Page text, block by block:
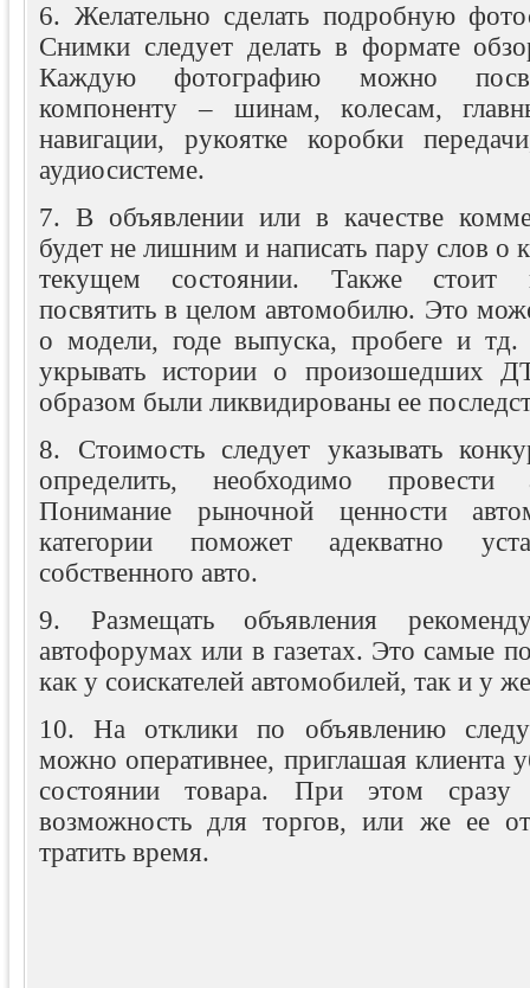
6. Желательно сделать подробную
Снимки следует делать в формате
Каждую фотографию можно
компоненту – шинам, колесам,
навигации, рукоятке коробки
аудиосистеме.
7. В объявлении или в качестве
будет не лишним и написать пару слов о
текущем состоянии. Также стоит
посвятить в целом автомобилю. Это
о модели, годе выпуска, пробеге и
укрывать истории о произошедших
образом были ликвидированы ее
8. Стоимость следует указывать
определить, необходимо провести
Понимание рыночной ценности
категории поможет адекватно
собственного авто.
9. Размещать объявления
автофорумах или в газетах. Это самые
как у соискателей автомобилей, так и у
10. На отклики по объявлению
можно оперативнее, приглашая клиента
состоянии товара. При этом сразу
возможность для торгов, или же ее
тратить время.